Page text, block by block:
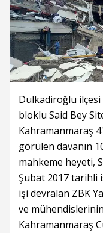
Dulkadiroğlu ilçesi
bloklu Said Bey
Kahramanmaraş
görülen davanın
mahkeme heyeti,
Şubat 2017 tarihli
işi devralan ZBK
ve
Kahramanmaraş